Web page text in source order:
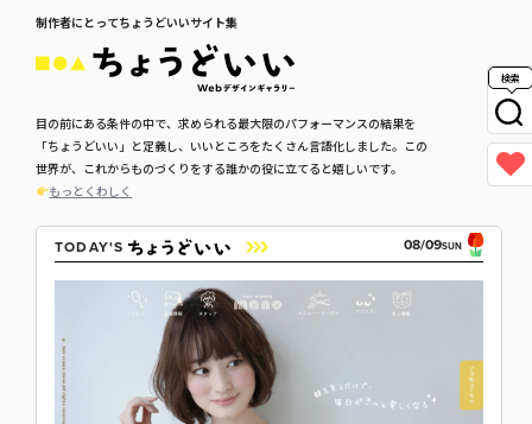
制作者にとってちょうどいいサイト集
目の前にある条件の中で、求められる最大限のパフォーマンスの結果を
「ちょうどいい」と定義し、いいところをたくさん言語化しました。この
世界が、これからものづくりをする誰かの役に立てると嬉しいです。
もっとくわしく
TODAY'S 08/09SUN
検索